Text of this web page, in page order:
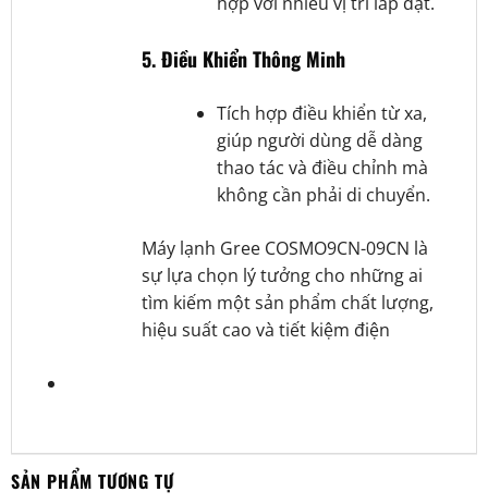
5.Điều Khiển Thông Minh
Tích hợp điều khiển từ xa,
giúp người dùng dễ dàng
thao tác và điều chỉnh mà
không cần phải di chuyển.
Máy lạnh Gree COSMO9CN-09CN là
sự lựa chọn lý tưởng cho những ai
tìm kiếm một sản phẩm chất lượng,
hiệu suất cao và tiết kiệm điện
SẢN PHẨM TƯƠNG TỰ